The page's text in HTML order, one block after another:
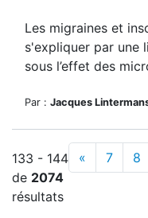
Les migraines et
s'expliquer par une
sous l’effet des
Par : Jacques
133 - 144
de 2074
résultats
« 7 8